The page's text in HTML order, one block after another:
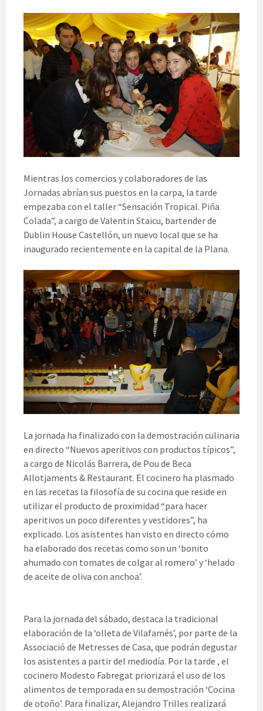
Mientras los comercios y colaboradores de las
Jornadas abrían sus puestos en la carpa, la tarde
empezaba con el taller “Sensación Tropical. Piña
Colada”, a cargo de Valentin Staicu, bartender de
Dublin House Castellón, un nuevo local que se ha
inaugurado recientemente en la capital de la Plana.
La jornada ha finalizado con la demostración culinaria
en directo “Nuevos aperitivos con productos típicos”,
a cargo de Nicolás Barrera, de Pou de Beca
Allotjaments & Restaurant. El cocinero ha plasmado
en las recetas la filosofía de su cocina que reside en
utilizar el producto de proximidad “para hacer
aperitivos un poco diferentes y vestidores”, ha
explicado. Los asistentes han visto en directo cómo
ha elaborado dos recetas como son un ‘bonito
ahumado con tomates de colgar al romero’ y ‘helado
de aceite de oliva con anchoa’.
Para la jornada del sábado, destaca la tradicional
elaboración de la ‘olleta de Vilafamés’, por parte de la
Associació de Metresses de Casa, que podrán degustar
los asistentes a partir del mediodía. Por la tarde , el
cocinero Modesto Fabregat priorizará el uso de los
alimentos de temporada en su demostración ‘Cocina
de otoño’. Para finalizar, Alejandro Trilles realizará